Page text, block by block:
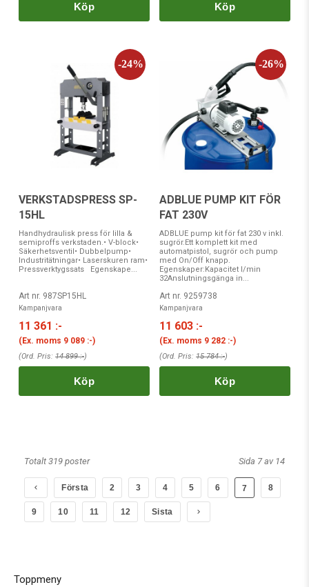
Köp Köp
VERKSTADSPRESS SP-
15HL
Handhydraulisk press för lilla &
semiproffs verkstaden.• V-block•
Säkerhetsventil• Dubbelpump•
Industritätningar• Laserskuren ram•
Pressverktygssats Egenskape...
Art nr. 987SP15HL
Kampanjvara
11 361 :-
(Ex. moms 9 089 :-)
(Ord. Pris: 14 899 :-)
Köp
ADBLUE PUMP KIT FÖR
FAT 230V
ADBLUE pump kit för fat 230 v inkl.
sugrör.Ett komplett kit med
automatpistol, sugrör och pump
med On/Off knapp.
Egenskaper:Kapacitet l/min
32Anslutningsgänga in...
Art nr. 9259738
Kampanjvara
11 603 :-
(Ex. moms 9 282 :-)
(Ord. Pris: 15 784 :-)
Köp
Totalt 319 poster Sida 7 av 14
Första 2 3 4 5 6 7 8
9 10 11 12 Sista
Toppmeny